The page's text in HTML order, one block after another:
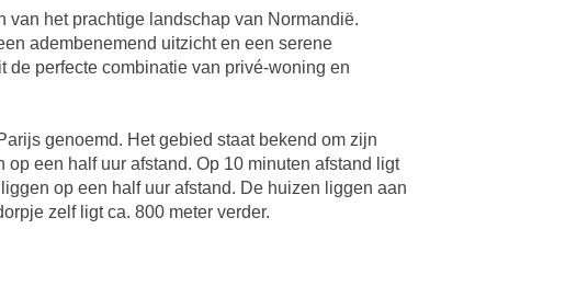
het prachtige landschap van Normandië.
adembenemend uitzicht en een serene
de perfecte combinatie van privé-woning en
genoemd. Het gebied staat bekend om zijn
een half uur afstand. Op 10 minuten afstand ligt
op een half uur afstand. De huizen liggen aan
zelf ligt ca. 800 meter verder.